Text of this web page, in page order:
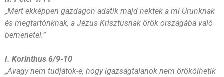
„Mert ekképpen gazdagon adatik majd nektek a mi Urunknak
és megtartónknak, a Jézus Krisztusnak örök országába való
bemenetel.”
I. Korinthus 6/9-10
„Avagy nem tudjátok-e, hogy igazságtalanok nem örökölhetik